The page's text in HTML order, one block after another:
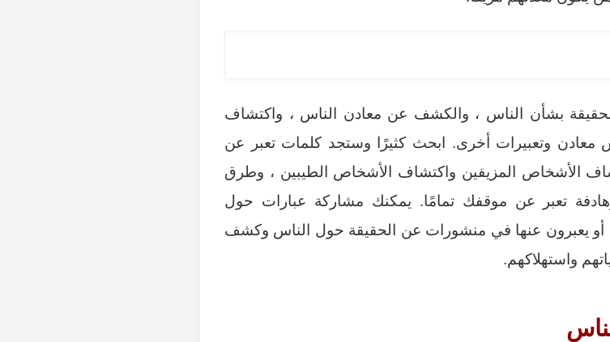
الحقيقة بشأن الناس ، والكشف عن معادن الناس ، واكتشاف
معادن وتعبيرات أخرى. ابحث كثيرًا وستجد كلمات تعبر عن
الأشخاص المزيفين واكتشاف الأشخاص الطيبين ، وطرق
تعبر عن موقفك تمامًا. يمكنك مشاركة عبارات حول
يعبرون عنها في منشورات عن الحقيقة حول الناس وكشف
واستهلاكهم.